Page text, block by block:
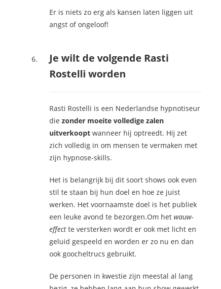
Er is niets zo erg als kansen laten liggen uit
angst of ongeloof!
Je wilt de volgende Rasti
Rostelli worden
Rasti Rostelli is een Nederlandse hypnotiseur
diezonder moeite volledige zalen
uitverkoopt wanneer hij optreedt. Hij zet
zich volledig in om mensen te vermaken met
zijn hypnose-skills.
Het is belangrijk bij dit soort shows ook even
stil te staan bij hun doel en hoe ze juist
werken. Het voornaamste doel is het publiek
een leuke avond te bezorgen.Om hetwauw-
effect te versterken wordt er ook met licht en
geluid gespeeld en worden er zo nu en dan
ook goocheltrucs gebruikt.
De personen in kwestie zijn meestal al lang